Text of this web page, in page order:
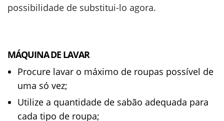
possibilidade de substitui-lo agora.
MÁQUINA DE LAVAR
Procure lavar o máximo de roupas possível de
uma só vez;
Utilize a quantidade de sabão adequada para
cada tipo de roupa;